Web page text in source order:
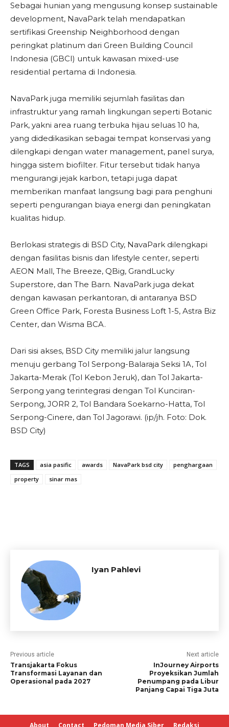
Sebagai hunian yang mengusung konsep sustainable
development, NavaPark telah mendapatkan
sertifikasi Greenship Neighborhood dengan
peringkat platinum dari Green Building Council
Indonesia (GBCI) untuk kawasan mixed-use
residential pertama di Indonesia.
NavaPark juga memiliki sejumlah fasilitas dan
infrastruktur yang ramah lingkungan seperti Botanic
Park, yakni area ruang terbuka hijau seluas 10 ha,
yang didedikasikan sebagai tempat konservasi yang
dilengkapi dengan water management, panel surya,
hingga sistem biofilter. Fitur tersebut tidak hanya
mengurangi jejak karbon, tetapi juga dapat
memberikan manfaat langsung bagi para penghuni
seperti pengurangan biaya energi dan peningkatan
kualitas hidup.
Berlokasi strategis di BSD City, NavaPark dilengkapi
dengan fasilitas bisnis dan lifestyle center, seperti
AEON Mall, The Breeze, QBig, GrandLucky
Superstore, dan The Barn. NavaPark juga dekat
dengan kawasan perkantoran, di antaranya BSD
Green Office Park, Foresta Business Loft 1-5, Astra Biz
Center, dan Wisma BCA.
Dari sisi akses, BSD City memiliki jalur langsung
menuju gerbang Tol Serpong-Balaraja Seksi 1A, Tol
Jakarta-Merak (Tol Kebon Jeruk), dan Tol Jakarta-
Serpong yang terintegrasi dengan Tol Kunciran-
Serpong, JORR 2, Tol Bandara Soekarno-Hatta, Tol
Serpong-Cinere, dan Tol Jagorawi. (ip/jh. Foto: Dok.
BSD City)
TAGS asia pasific awards NavaPark bsd city
penghargaan
property
sinar mas
Iyan Pahlevi
Previous article
Transjakarta Fokus
Transformasi Layanan dan
Operasional pada 2027
Next article
InJourney Airports
Proyeksikan Jumlah
Penumpang pada Libur
Panjang Capai Tiga Juta
About Contact Pedoman Media Siber Redaksi